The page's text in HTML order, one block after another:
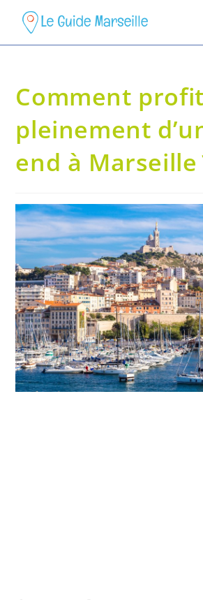
Comment
pleinement
end à Marseille